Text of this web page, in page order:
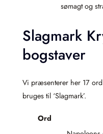
sømagt og
Slagmark
bogstaver
Vi præsenterer her 17
bruges til ‘Slagmark’.
Ord